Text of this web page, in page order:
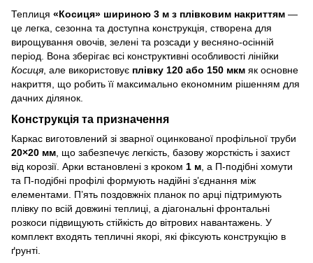
Теплиця «Косиця» шириною 3 м з плівковим накриттям —
це легка, сезонна та доступна конструкція, створена для
вирощування овочів, зелені та розсади у весняно‑осінній
період. Вона зберігає всі конструктивні особливості лінійки
Косиця, але використовує плівку 120 або 150 мкм як основне
накриття, що робить її максимально економним рішенням для
дачних ділянок.
Конструкція та призначення
Каркас виготовлений зі зварної оцинкованої профільної труби
20×20 мм, що забезпечує легкість, базову жорсткість і захист
від корозії. Арки встановлені з кроком 1 м, а П‑подібні хомути
та П‑подібні профілі формують надійні з’єднання між
елементами. П’ять поздовжніх планок по арці підтримують
плівку по всій довжині теплиці, а діагональні фронтальні
розкоси підвищують стійкість до вітрових навантажень. У
комплект входять тепличні якорі, які фіксують конструкцію в
ґрунті.